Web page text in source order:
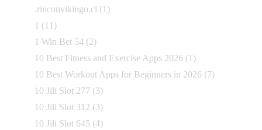
.rinconvikingo.cl (1)
1 (11)
1 Win Bet 54 (2)
10 Best Fitness and Exercise Apps 2026 (1)
10 Best Workout Apps for Beginners in 2026 (7)
10 Jili Slot 277 (3)
10 Jili Slot 312 (3)
10 Jili Slot 645 (4)